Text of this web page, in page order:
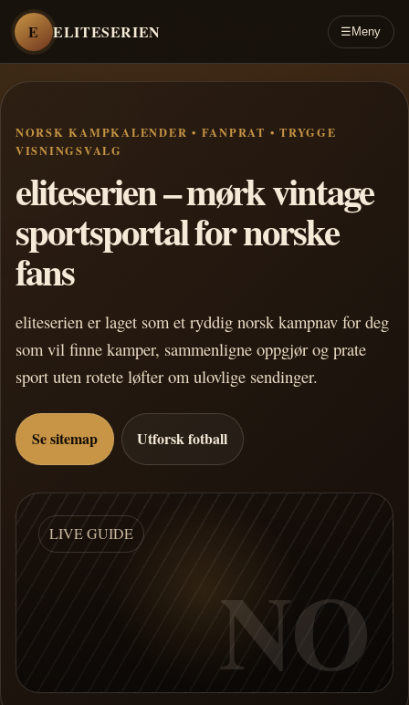
E ELITESERIEN ☰ Meny
NORSK KAMPKALENDER • FANPRAT • TRYGGE
VISNINGSVALG
eliteserien – mørk vintage
sportsportal for norske
fans
eliteserien er laget som et ryddig norsk kampnav for deg
som vil finne kamper, sammenligne oppgjør og prate
sport uten rotete løfter om ulovlige sendinger.
Se sitemap Utforsk fotball
LIVE GUIDE
NO